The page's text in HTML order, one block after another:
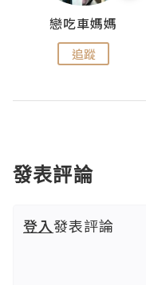
戀吃車媽媽
追蹤
發表評論
登入發表評論